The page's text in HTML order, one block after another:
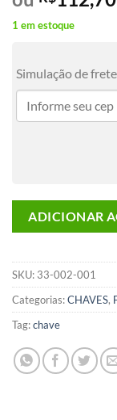
1 em estoque
Simulação de frete
ADICIONAR
SKU: 33-002-001
Categorias:CHAVES,
Tag:chave